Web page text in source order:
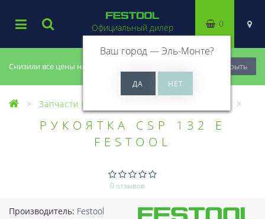
Снизили все цены на 20%, успей купить! Закрыть
Официальный дилер
Ваш город —Эль-Монте?
0
Запчасти Festool
РУКОЯТКА CSP 132 E
FESTOOL
0 отзывов
Производитель: Festool